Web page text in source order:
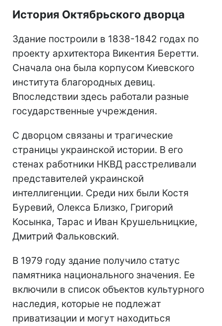
История Октябрьского дворца
Здание построили в 1838-1842 годах по
проекту архитектора Викентия Беретти.
Сначала она была корпусом Киевского
института благородных девиц.
Впоследствии здесь работали разные
государственные учреждения.
С дворцом связаны и трагические
страницы украинской истории. В его
стенах работники НКВД расстреливали
представителей украинской
интеллигенции. Среди них были Костя
Буревий, Олекса Близко, Григорий
Косынка, Тарас и Иван Крушельницкие,
Дмитрий Фальковский.
В 1979 году здание получило статус
памятника национального значения. Ее
включили в список объектов культурного
наследия, которые не подлежат
приватизации и могут находиться